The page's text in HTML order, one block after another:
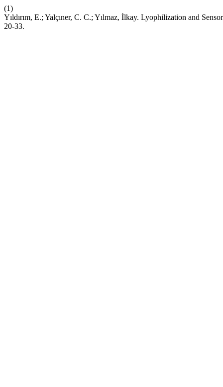
(1)
Yıldırım, E.; Yalçıner, C. C.; Yılmaz, İlkay. Lyophilization and
20-33.